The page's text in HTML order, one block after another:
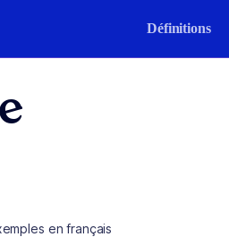
Définitions
en français